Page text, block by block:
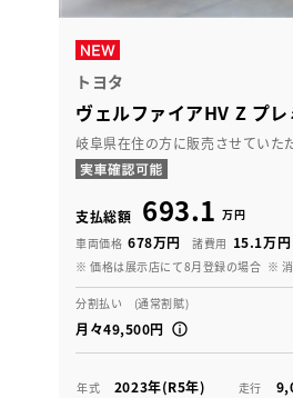
トヨタ
ヴェルファイアHV Z プレ
岐阜県在住の方に販売させていた
支払総額 693.1 万円
車両価格 678万円 諸費用 15.1万円
※ 価格は展示店にて8月登録の場合 ※
分割払い (通常割賦)
月々49,500円
年式 2023年(R5年) 走行